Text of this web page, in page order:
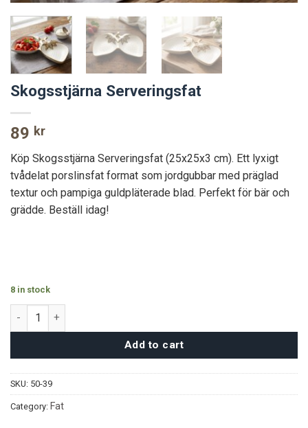
Skogsstjärna Serveringsfat
89 kr
Köp Skogsstjärna Serveringsfat (25x25x3 cm). Ett lyxigt
tvådelat porslinsfat format som jordgubbar med präglad
textur och pampiga guldpläterade blad. Perfekt för bär och
grädde. Beställ idag!
8 in stock
Skogsstjärna Serveringsfat quantity
Add to cart
SKU: 50-39
Category: Fat